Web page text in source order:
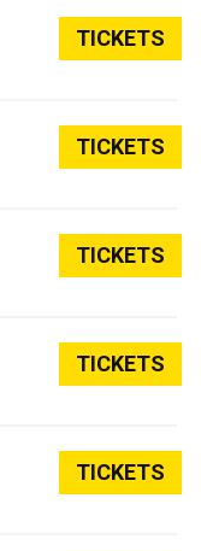
TICKETS
TICKETS
TICKETS
TICKETS
TICKETS